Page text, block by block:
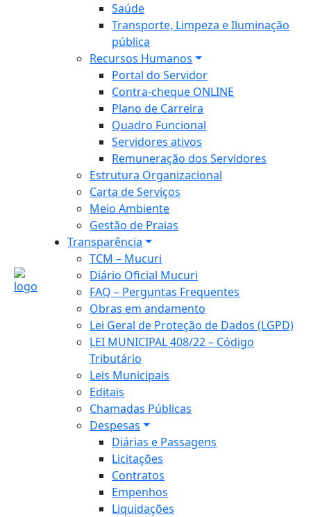
Saúde
Transporte, Limpeza e Iluminação
pública
Recursos Humanos
Portal do Servidor
Contra-cheque ONLINE
Plano de Carreira
Quadro Funcional
Servidores ativos
Remuneração dos Servidores
Estrutura Organizacional
Carta de Serviços
Meio Ambiente
Gestão de Praias
Transparência
TCM – Mucuri
Diário Oficial Mucuri
FAQ – Perguntas Frequentes
Obras em andamento
Lei Geral de Proteção de Dados (LGPD)
LEI MUNICIPAL 408/22 – Código
Tributário
Leis Municipais
Editais
Chamadas Públicas
Despesas
Diárias e Passagens
Licitações
Contratos
Empenhos
Liquidações